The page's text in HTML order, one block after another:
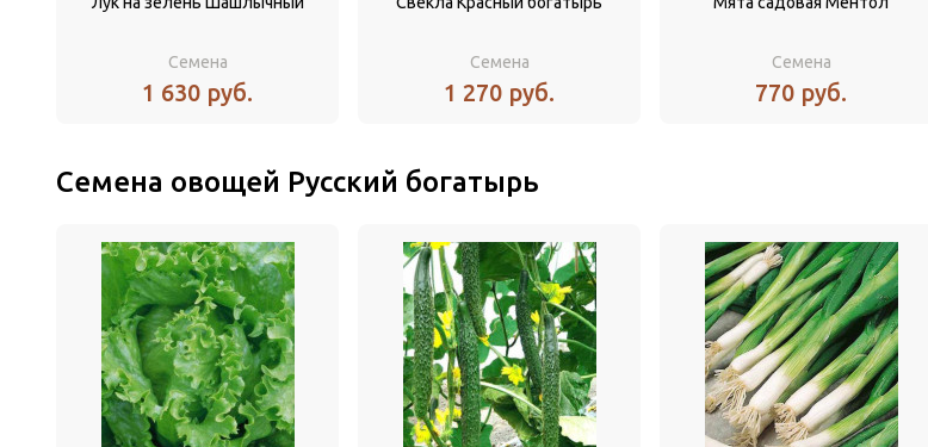
Семена
1 630 руб.
Семена
1 270 руб.
Семена
770 руб.
Семена овощей Русский богатырь